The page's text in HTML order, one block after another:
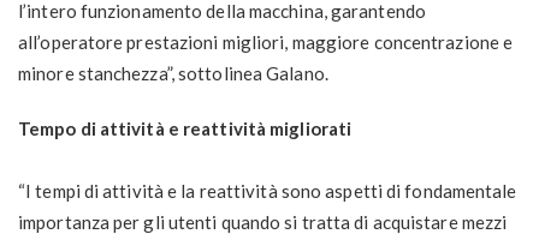
l’intero funzionamento della macchina, garantendo
all’operatore prestazioni migliori, maggiore concentrazione e
minore stanchezza”, sottolinea Galano.
Tempo di attività e reattività migliorati
“I tempi di attività e la reattività sono aspetti di fondamentale
importanza per gli utenti quando si tratta di acquistare mezzi